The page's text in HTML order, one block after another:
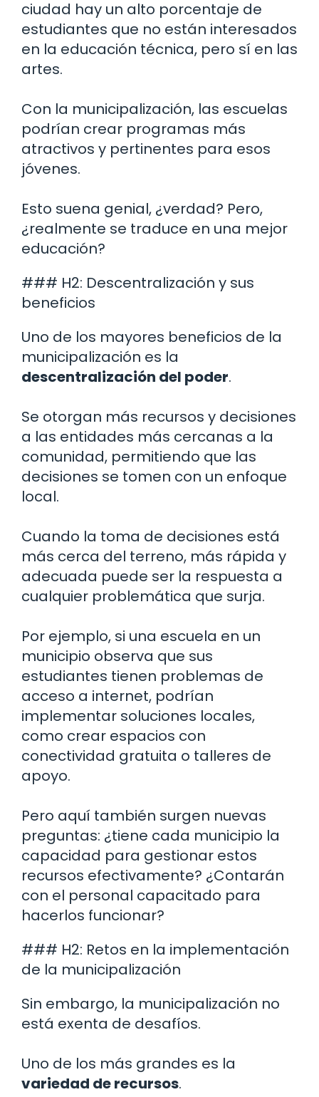
ciudad hay un alto porcentaje de
estudiantes que no están interesados
en la educación técnica, pero sí en las
artes.
Con la municipalización, las escuelas
podrían crear programas más
atractivos y pertinentes para esos
jóvenes.
Esto suena genial, ¿verdad? Pero,
¿realmente se traduce en una mejor
educación?
### H2: Descentralización y sus
beneficios
Uno de los mayores beneficios de la
municipalización es la
descentralización del poder.
Se otorgan más recursos y decisiones
a las entidades más cercanas a la
comunidad, permitiendo que las
decisiones se tomen con un enfoque
local.
Cuando la toma de decisiones está
más cerca del terreno, más rápida y
adecuada puede ser la respuesta a
cualquier problemática que surja.
Por ejemplo, si una escuela en un
municipio observa que sus
estudiantes tienen problemas de
acceso a internet, podrían
implementar soluciones locales,
como crear espacios con
conectividad gratuita o talleres de
apoyo.
Pero aquí también surgen nuevas
preguntas: ¿tiene cada municipio la
capacidad para gestionar estos
recursos efectivamente? ¿Contarán
con el personal capacitado para
hacerlos funcionar?
### H2: Retos en la implementación
de la municipalización
Sin embargo, la municipalización no
está exenta de desafíos.
Uno de los más grandes es la
variedad de recursos.